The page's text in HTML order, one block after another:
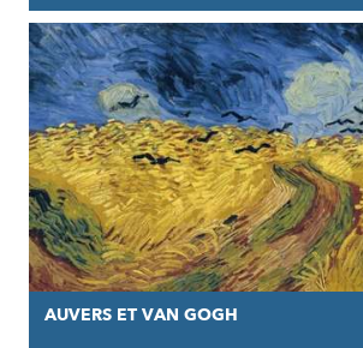
AUVERS ET VAN GOGH